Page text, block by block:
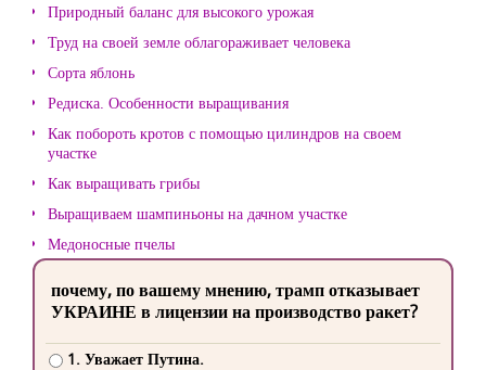
Природный баланс для высокого урожая
Труд на своей земле облагораживает человека
Сорта яблонь
Редиска. Особенности выращивания
Как побороть кротов с помощью цилиндров на своем
участке
Как выращивать грибы
Выращиваем шампиньоны на дачном участке
Медоносные пчелы
почему, по вашему мнению, трамп отказывает
УКРАИНЕ в лицензии на производство ракет?
1. Уважает Путина.